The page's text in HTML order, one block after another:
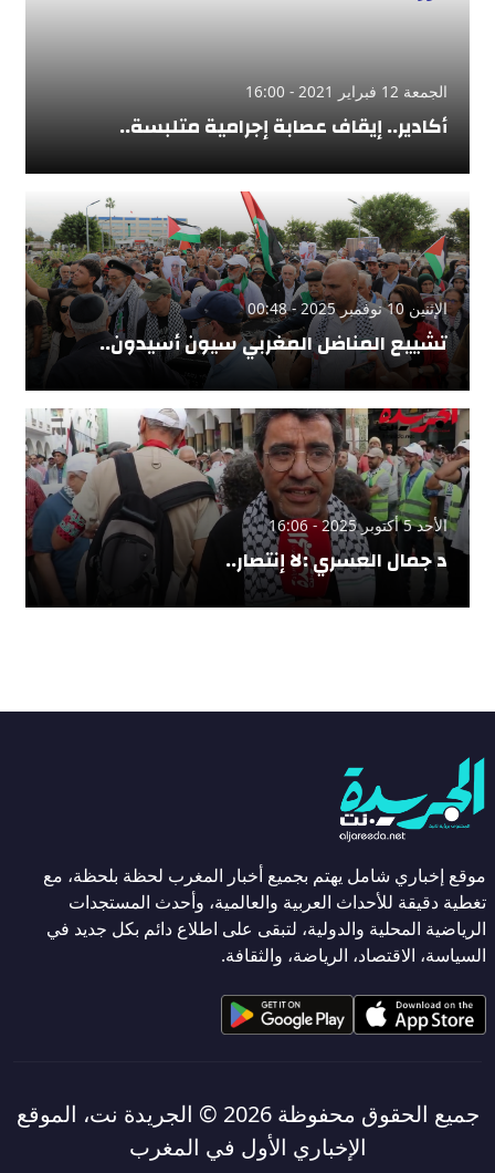
الجمعة 12 فبراير 2021 - 16:00
أكادير.. إيقاف عصابة إجرامية متلبسة..
الإثنين 10 نوفمبر 2025 - 00:48
تشييع المناضل المغربي سيون أسيدون..
الأحد 5 أكتوبر 2025 - 16:06
د جمال العسري :لا إنتصار..
موقع إخباري شامل يهتم بجميع أخبار المغرب لحظة بلحظة، مع
تغطية دقيقة للأحداث العربية والعالمية، وأحدث المستجدات
الرياضية المحلية والدولية، لتبقى على اطلاع دائم بكل جديد في
السياسة، الاقتصاد، الرياضة، والثقافة.
جميع الحقوق محفوظة 2026 ©
الجريدة نت، الموقع
الإخباري الأول في المغرب